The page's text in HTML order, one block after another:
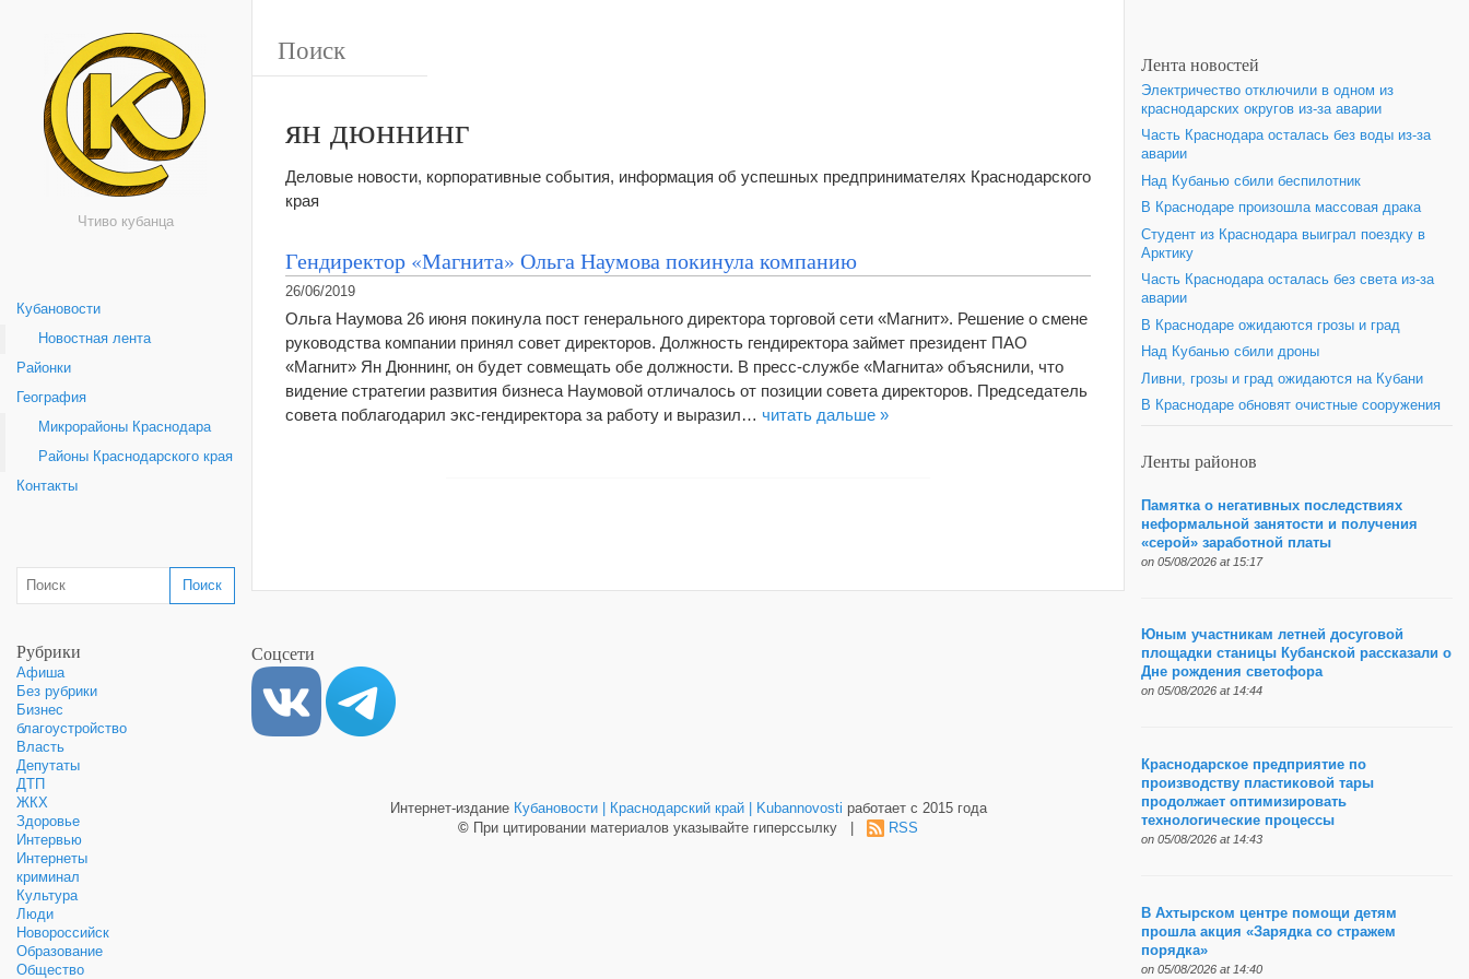
Чтиво кубанца
Кубановости
Новостная лента
Районки
География
Микрорайоны Краснодара
Районы Краснодарского края
Контакты
Рубрики
Афиша
Без рубрики
Бизнес
благоустройство
Власть
Депутаты
ДТП
ЖКХ
Здоровье
Интервью
Интернеты
криминал
Культура
Люди
Новороссийск
Образование
Общество
ян дюннинг
Деловые новости, корпоративные события, информация об успешных предпринимателях Краснодарского
края
Гендиректор «Магнита» Ольга Наумова покинула компанию
26/06/2019
Ольга Наумова 26 июня покинула пост генерального директора торговой сети «Магнит». Решение о смене
руководства компании принял совет директоров. Должность гендиректора займет президент ПАО
«Магнит» Ян Дюннинг, он будет совмещать обе должности. В пресс-службе «Магнита» объяснили, что
видение стратегии развития бизнеса Наумовой отличалось от позиции совета директоров. Председатель
совета поблагодарил экс-гендиректора за работу и выразил… читать дальше »
Лента новостей
Электричество отключили в одном из
краснодарских округов из-за аварии
Часть Краснодара осталась без воды из-за
аварии
Над Кубанью сбили беспилотник
В Краснодаре произошла массовая драка
Студент из Краснодара выиграл поездку в
Арктику
Часть Краснодара осталась без света из-за
аварии
В Краснодаре ожидаются грозы и град
Над Кубанью сбили дроны
Ливни, грозы и град ожидаются на Кубани
В Краснодаре обновят очистные сооружения
Ленты районов
Памятка о негативных последствиях
неформальной занятости и получения
«серой» заработной платы
on 05/08/2026 at 15:17
Юным участникам летней досуговой
площадки станицы Кубанской рассказали о
Дне рождения светофора
on 05/08/2026 at 14:44
Краснодарское предприятие по
производству пластиковой тары
продолжает оптимизировать
технологические процессы
on 05/08/2026 at 14:43
В Ахтырском центре помощи детям
прошла акция «Зарядка со стражем
порядка»
on 05/08/2026 at 14:40
Соцсети
Интернет-издание Кубановости | Краснодарский край | Kubannovosti работает с 2015 года
© При цитировании материалов указывайте гиперссылку | RSS